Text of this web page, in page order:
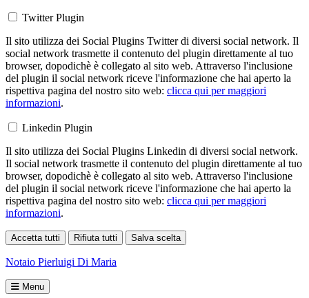
Twitter Plugin
Il sito utilizza dei Social Plugins Twitter di diversi social network. Il
social network trasmette il contenuto del plugin direttamente al tuo
browser, dopodichè è collegato al sito web. Attraverso l'inclusione
del plugin il social network riceve l'informazione che hai aperto la
rispettiva pagina del nostro sito web: clicca qui per maggiori
informazioni.
Linkedin Plugin
Il sito utilizza dei Social Plugins Linkedin di diversi social network.
Il social network trasmette il contenuto del plugin direttamente al tuo
browser, dopodichè è collegato al sito web. Attraverso l'inclusione
del plugin il social network riceve l'informazione che hai aperto la
rispettiva pagina del nostro sito web: clicca qui per maggiori
informazioni.
Accetta tutti Rifiuta tutti Salva scelta
Notaio Pierluigi Di Maria
Menu